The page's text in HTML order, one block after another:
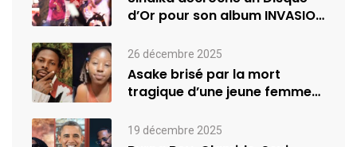
d’Or pour son album INVASION
26 décembre 2025
Asake brisé par la mort
tragique d’une jeune femme
19 décembre 2025